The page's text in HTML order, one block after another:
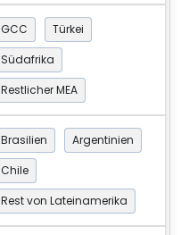
GCC
Türkei
Südafrika
Restlicher MEA
Brasilien
Argentinien
Chile
Rest von Lateinamerika